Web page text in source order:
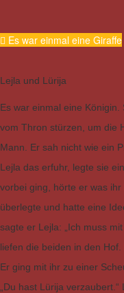
Es war einmal eine Giraffe
Lejla und Lürija
Es war einmal eine
vom Thron stürzen, um die
Mann. Er sah nicht wie ein
Lejla das erfuhr, legte sie
vorbei ging, hörte er was
überlegte und hatte eine
sagte er Lejla: „Ich muss
liefen die beiden in den
Er ging mit ihr zu einer
„Du hast Lürija